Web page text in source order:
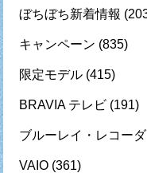
ぼちぼち新着情報
キャンペーン (835)
限定モデル (415)
BRAVIA テレビ (191)
ブルーレイ・レコー
VAIO (361)